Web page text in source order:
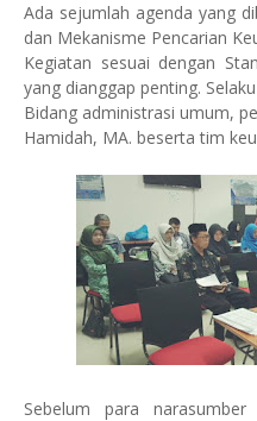
Ada sejumlah agenda yang
dan Mekanisme Pencarian
Kegiatan sesuai dengan
yang dianggap penting.
Bidang administrasi umum,
Hamidah, MA. beserta tim
Sebelum para